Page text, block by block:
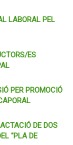
LABORAL PEL
ES
PER PROMOCIÓ
DE DOS
"PLA DE